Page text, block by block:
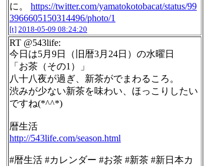
に。 https://twitter.com/yamatokotobacat/status/99
3966605150314496/photo/1
[t] 2018-05-09 08:24:20
RT @543life:
今日は5月9日（旧暦3月24日）の水曜日
「お茶（その1）」
八十八夜が過ぎ、新茶がでまわるころ。
渋みが少ない新茶を味わい、ほっこりしたい
ですね(*^^*)
暦生活
http://543life.com/season.html
#暦生活 #カレンダー #お茶 #新茶 #新日本カ